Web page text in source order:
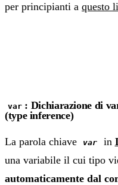
per principianti a questo
var : Dichiarazione di
(type inference)
La parola chiave var in
una variabile il cui tipo
automaticamente dal